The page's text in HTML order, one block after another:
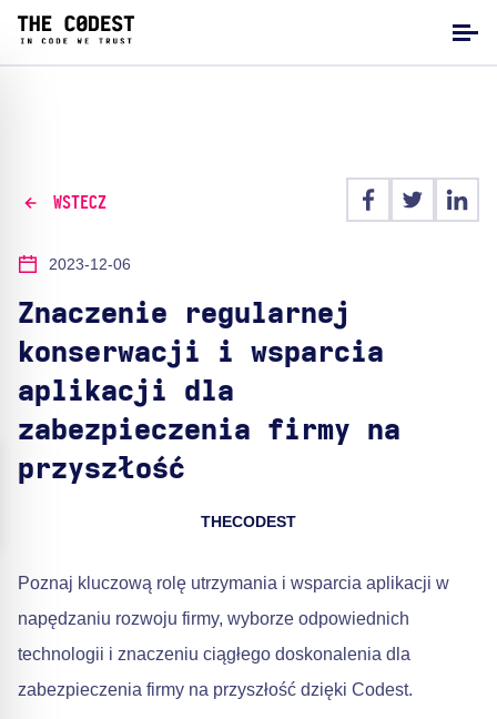
WSTECZ
2023-12-06
Znaczenie regularnej
konserwacji i wsparcia
aplikacji dla
zabezpieczenia firmy na
przyszłość
THECODEST
Poznaj kluczową rolę utrzymania i wsparcia aplikacji w
napędzaniu rozwoju firmy, wyborze odpowiednich
technologii i znaczeniu ciągłego doskonalenia dla
zabezpieczenia firmy na przyszłość dzięki Codest.